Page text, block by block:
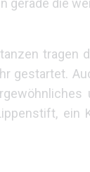
gerade die
tragen
gestartet.
ein